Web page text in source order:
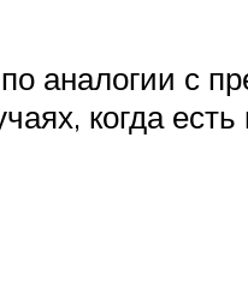
по аналогии с
когда есть